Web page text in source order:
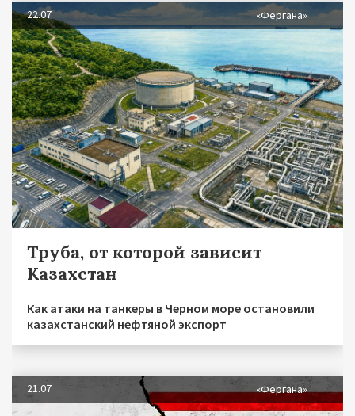
22.07 «Фергана»
Труба, от которой зависит
Казахстан
Как атаки на танкеры в Черном море остановили
казахстанский нефтяной экспорт
21.07 «Фергана»